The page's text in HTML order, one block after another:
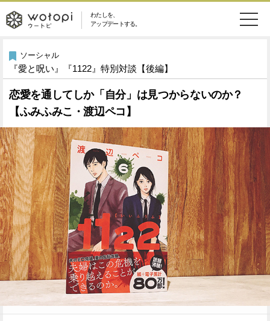
わたしを、
アップデートする。
wotopi
-
ウ
ー
ト
ピ
メ
ュ
恋愛・結婚
美容・コスメ 妊娠・出産
健康
ライフスタイル ファッション
ソーシャル SDGs
アイテム
検
索
ウートピとは？
Facebook Twitter
ソーシャル
『愛と呪い』『1122』特別対談【後編】
恋愛を通してしか「自分」は見つからないのか？
【ふみふみこ・渡辺ペコ】